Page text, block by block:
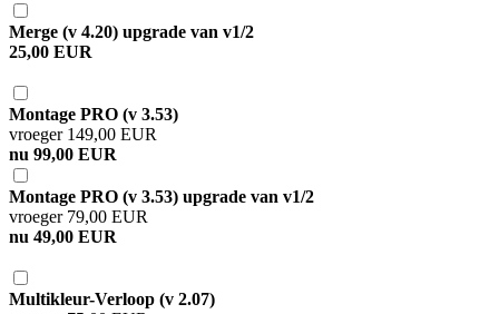
Merge (v 4.20) upgrade van v1/2
25,00 EUR
Montage PRO (v 3.53)
vroeger 149,00 EUR
nu 99,00 EUR
Montage PRO (v 3.53) upgrade van v1/2
vroeger 79,00 EUR
nu 49,00 EUR
Multikleur-Verloop (v 2.07)